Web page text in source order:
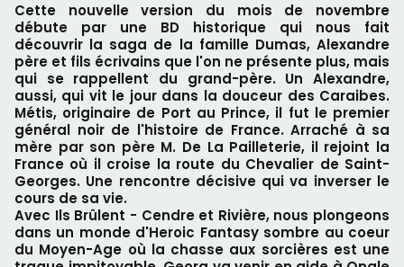
Cette nouvelle version du mois de novembre
débute par une BD historique qui nous fait
découvrir la saga de la famille Dumas, Alexandre
père et fils écrivains que l'on ne présente plus, mais
qui se rappellent du grand-père. Un Alexandre,
aussi, qui vit le jour dans la douceur des Caraibes.
Métis, originaire de Port au Prince, il fut le premier
général noir de l'histoire de France. Arraché à sa
mère par son père M. De La Pailleterie, il rejoint la
France où il croise la route du Chevalier de Saint-
Georges. Une rencontre décisive qui va inverser le
cours de sa vie.
Avec Ils Brûlent - Cendre et Rivière, nous plongeons
dans un monde d'Heroic Fantasy sombre au coeur
du Moyen-Age où la chasse aux sorcières est une